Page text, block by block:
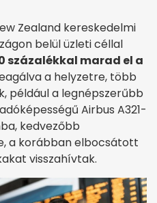
Zealand kereskedelmi
belül üzleti céllal
százalékkal marad el a
a helyzetre, több
például a legnépszerűbb
Airbus A321-
kedvezőbb
a korábban elbocsátott
visszahívtak.